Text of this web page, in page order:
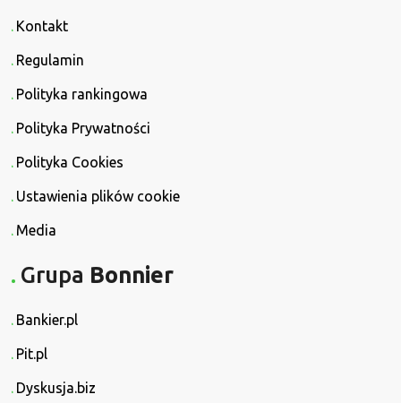
Kontakt
Regulamin
Polityka rankingowa
Polityka Prywatności
Polityka Cookies
Ustawienia plików cookie
Media
Grupa Bonnier
Bankier.pl
Pit.pl
Dyskusja.biz